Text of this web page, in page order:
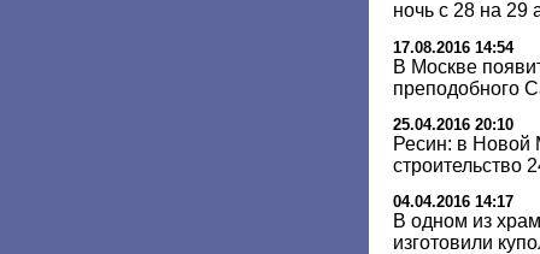
ночь с 28 на 29
17.08.2016 14:54
В Москве
преподобного
25.04.2016 20:10
Ресин: в Новой
строительство
04.04.2016 14:17
В одном из
изготовили